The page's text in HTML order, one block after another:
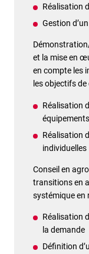
Réalisation
Gestion
et la mise en
en compte les
les objectifs
Réalisation
équipements
Réalisation
individuelles
Conseil en
transitions en
systémique en
Réalisation
la demande
Définition